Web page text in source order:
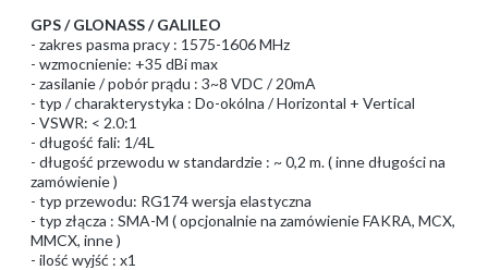
GPS / GLONASS / GALILEO
- zakres pasma pracy : 1575-1606 MHz
- wzmocnienie: +35 dBi max
- zasilanie / pobór prądu : 3~8 VDC / 20mA
- typ / charakterystyka : Do-okólna / Horizontal + Vertical
- VSWR: < 2.0:1
- długość fali: 1/4L
- długość przewodu w standardzie : ~ 0,2 m. ( inne długości na
zamówienie )
- typ przewodu: RG174 wersja elastyczna
- typ złącza : SMA-M ( opcjonalnie na zamówienie FAKRA, MCX,
MMCX, inne )
- ilość wyjść : x1